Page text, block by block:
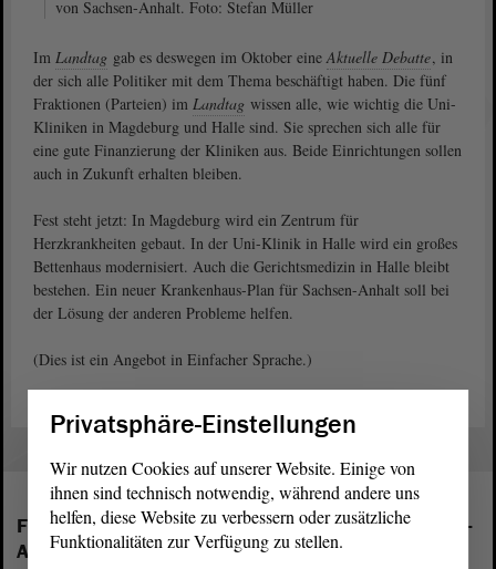
von Sachsen-Anhalt. Foto: Stefan Müller
Im Landtag gab es deswegen im Oktober eineAktuelle Debatte, in
der sich alle Politiker mit dem Thema beschäftigt haben. Die fünf
Fraktionen (Parteien) im Landtag wissen alle, wie wichtig die Uni-
Kliniken in Magdeburg und Halle sind. Sie sprechen sich alle für
eine gute Finanzierung der Kliniken aus. Beide Einrichtungen sollen
auch in Zukunft erhalten bleiben.
Fest steht jetzt: In Magdeburg wird ein Zentrum für
Herzkrankheiten gebaut. In der Uni-Klinik in Halle wird ein großes
Bettenhaus modernisiert. Auch die Gerichtsmedizin in Halle bleibt
bestehen. Ein neuer Krankenhaus-Plan für Sachsen-Anhalt soll bei
der Lösung der anderen Probleme helfen.
(Dies ist ein Angebot in Einfacher Sprache.)
Folgende Fraktionen sind im Landtag von Sachsen-
Anhalt vertreten:
Privatsphäre-Einstellungen
Wir nutzen Cookies auf unserer Website. Einige von
ihnen sind technisch notwendig, während andere uns
helfen, diese Website zu verbessern oder zusätzliche
Funktionalitäten zur Verfügung zu stellen.